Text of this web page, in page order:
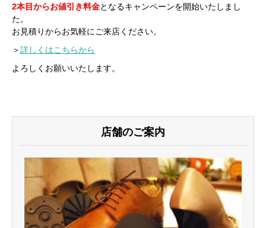
2本目からお値引き料金となるキャンペーンを開始いたしまし
た。
お見積りからお気軽にご来店ください。
＞詳しくはこちらから
よろしくお願いいたします。
店舗のご案内